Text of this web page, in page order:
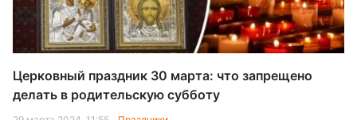
Церковный праздник 30 марта: что запрещено
делать в родительскую субботу